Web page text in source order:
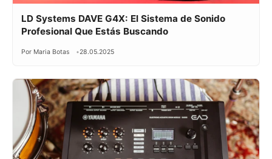
LD Systems DAVE G4X: El Sistema de Sonido
Profesional Que Estás Buscando
Por Maria Botas 28.05.2025